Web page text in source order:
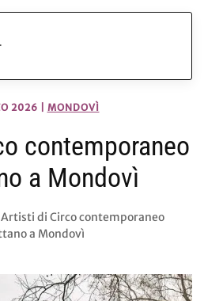
2026 MONDOVÌ
contemporaneo
a Mondovì
Artisti di Circo contemporaneo
a Mondovì